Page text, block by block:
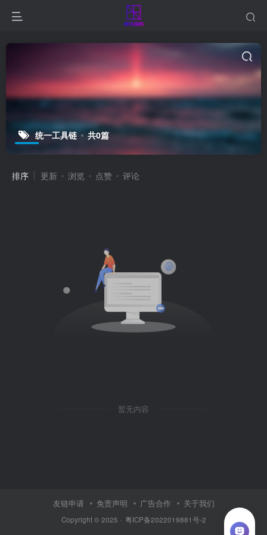
统一工具链 共0篇
排序 更新 浏览 点赞 评论
暂无内容
友链申请 免责声明 广告合作 关于我们
Copyright © 2025 · 粤ICP备2022019881号-2